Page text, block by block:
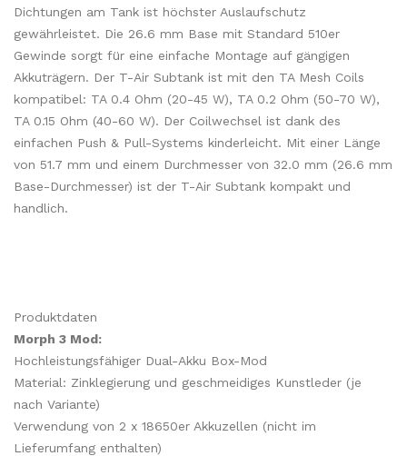
Dichtungen am Tank ist höchster Auslaufschutz
gewährleistet. Die 26.6 mm Base mit Standard 510er
Gewinde sorgt für eine einfache Montage auf gängigen
Akkuträgern. Der T-Air Subtank ist mit den TA Mesh Coils
kompatibel: TA 0.4 Ohm (20-45 W), TA 0.2 Ohm (50-70 W),
TA 0.15 Ohm (40-60 W). Der Coilwechsel ist dank des
einfachen Push & Pull-Systems kinderleicht. Mit einer Länge
von 51.7 mm und einem Durchmesser von 32.0 mm (26.6 mm
Base-Durchmesser) ist der T-Air Subtank kompakt und
handlich.
Produktdaten
Morph 3 Mod:
Hochleistungsfähiger Dual-Akku Box-Mod
Material: Zinklegierung und geschmeidiges Kunstleder (je
nach Variante)
Verwendung von 2 x 18650er Akkuzellen (nicht im
Lieferumfang enthalten)